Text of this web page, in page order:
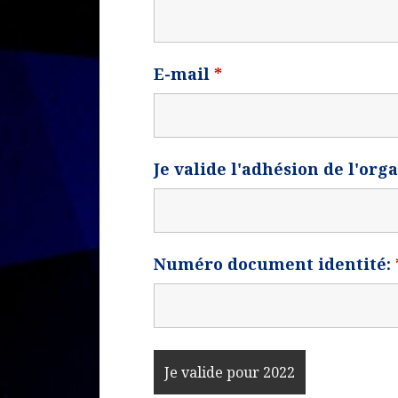
E-mail *
Je valide l'adhésion de
Numéro document identité: